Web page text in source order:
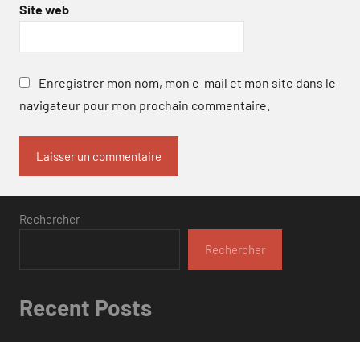
Site web
Enregistrer mon nom, mon e-mail et mon site dans le
navigateur pour mon prochain commentaire.
Rechercher
Rechercher
Recent Posts